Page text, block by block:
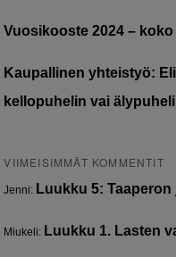
Vuosikooste 2024 –
Kaupallinen yhteistyö:
kellopuhelin vai
VIIMEISIMMÄT KOMMENTIT
Jenni: Luukku 5:
Miukeli: Luukku 1. Lasten